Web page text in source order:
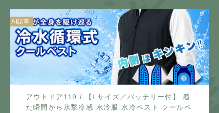
AI記事
アウトドア119 / 【Lサイズ／バッテリー付】 着
た瞬間から氷撃冷感 水冷服 水冷ベスト クールベ